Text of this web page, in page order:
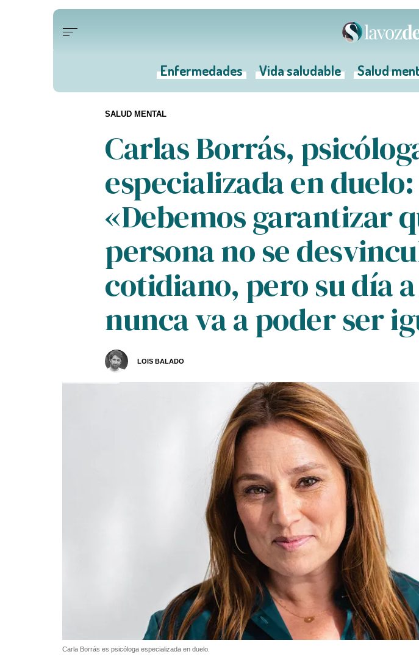
Enfermedades Vida saludable Salud
Carlas Borrás,
especializada en duelo:
«Debemos garantizar
persona no se
cotidiano, pero su día
nunca va a poder ser
LOIS BALADO
SALUD MENTAL
Carla Borrás es psicóloga especializada en duelo.